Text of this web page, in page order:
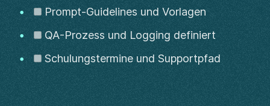
Prompt-Guidelines und Vorlagen
QA-Prozess und Logging definiert
Schulungstermine und Supportpfad